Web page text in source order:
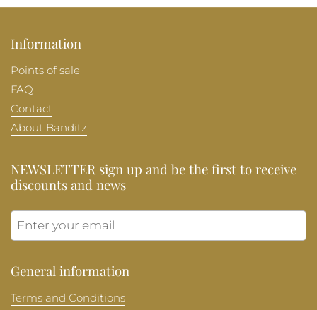
Information
Points of sale
FAQ
Contact
About Banditz
NEWSLETTER sign up and be the first to receive
discounts and news
General information
Terms and Conditions